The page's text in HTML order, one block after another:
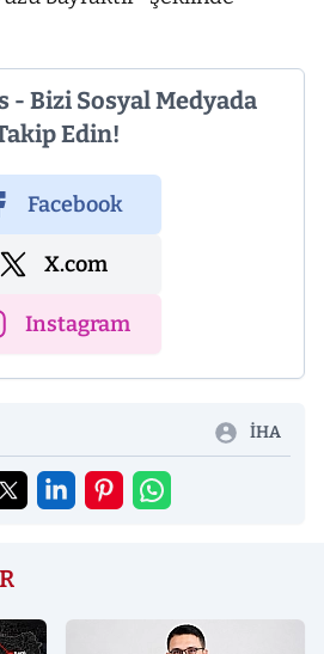
- Bizi Sosyal Medyada
Edin!
Facebook
X.com
Instagram
İHA